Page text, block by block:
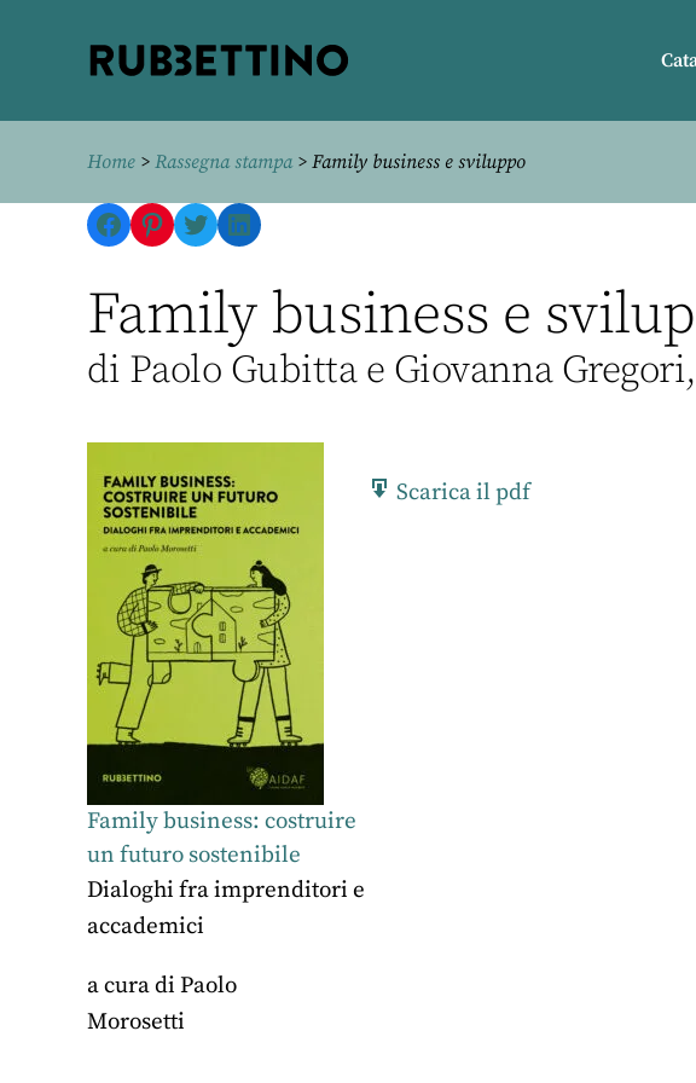
Home > Rassegna stampa> Family business e sviluppo
Facebook
Pinterest
TwitterLinkedIn
Family business e
di Paolo Gubitta e Giovanna
Family business: costruire
un futuro sostenibile
Dialoghi fra imprenditori e
accademici
a cura di Paolo
Morosetti
Scarica il pdf